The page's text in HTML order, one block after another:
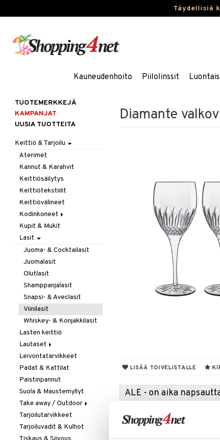
Täydellisiä
Kauneudenhoito Piilolinssit
Diamante
LISÄÄ TOIVELISTALLE
ALE - on aika
TUOTEMERKKEJÄ
KAMPANJAT
UUSIA TUOTTEITA
Keittiö & Tarjoilu
Aterimet
Kannut & Karahvit
Keittiösäilytys
Keittiötekstiilit
Keittiövälineet
Kodinkoneet
Kahvi, Tee & Espresso
Leivänpaahtimet
Mixerit &
Sähkövatkaimet
Muut koneet
Vedenkeittimet
Kupit & Mukit
Lasit
Juoma- & Cocktailasit
Juomalasit
Olutlasit
Shamppanjalasit
Snapsi- & Aveclasit
Viinilasit
Whiskey- & Konjakkilasit
Lasten keittiö
Lautaset
Asetit
Ruokalautaset
Syvät lautaset
Leivontatarvikkeet
Padat & Kattilat
Paistinpannut
Suola & Maustemyllyt
Take away / Outdoor
Eväslaatikot
Pullot
Tarjoilutarvikkeet
Tarjoiluvadit & Kulhot